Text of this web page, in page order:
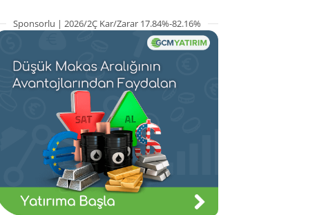
Sponsorlu | 2026/2Ç Kar/Zarar 17.84%-82.16%